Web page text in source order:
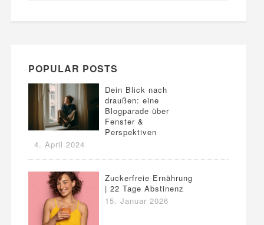
POPULAR POSTS
Dein Blick nach
draußen: eine
Blogparade über
Fenster &
Perspektiven
4. April 2024
Zuckerfreie Ernährung
| 22 Tage Abstinenz
15. Januar 2026